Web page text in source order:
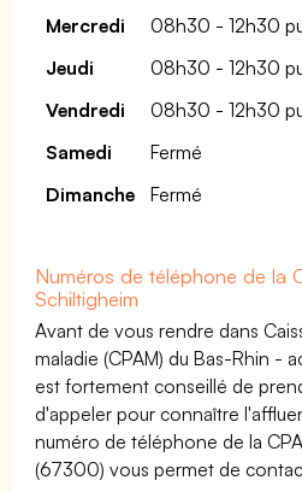
Mercredi
08h30 - 12h30
Jeudi
08h30 - 12h30
Vendredi
08h30 - 12h30
Samedi
Fermé
Dimanche
Fermé
Numéros de téléphone de la
Schiltigheim
Avant de vous rendre dans
maladie (CPAM) du Bas-Rhin -
est fortement conseillé de
d'appeler pour connaître
numéro de téléphone de la
(67300) vous permet de